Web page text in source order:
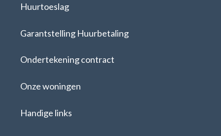
Huurtoeslag
Garantstelling Huurbetaling
Ondertekening contract
Onze woningen
Handige links